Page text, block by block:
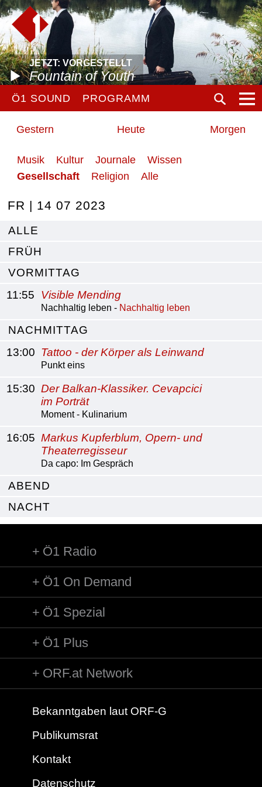
JETZT: VORGESTELLT
Fountain of Youth
Ö1 SOUND PROGRAMM
Gestern Heute Morgen
Musik Kultur Journale
Wissen
Gesellschaft
Religion Alle
FR | 14 07 2023
ALLE
FRÜH
VORMITTAG
11:55
Visible Mending
Nachhaltig leben - Nachhaltig leben
NACHMITTAG
13:00 Tattoo - der Körper als Leinwand
Punkt eins
15:30 Der Balkan-Klassiker. Cevapcici
im Porträt
Moment - Kulinarium
16:05 Markus Kupferblum, Opern- und
Theaterregisseur
Da capo: Im Gespräch
ABEND
NACHT
Ö1 Radio
Ö1 On Demand
Ö1 Spezial
Ö1 Plus
ORF.at Network
Bekanntgaben laut ORF-G
Publikumsrat
Kontakt
Datenschutz